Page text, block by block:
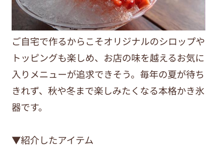
ご自宅で作るからこそオリジナルのシロップや
トッピングも楽しめ、お店の味を越えるお気に
入りメニューが追求できそう。毎年の夏が待ち
きれず、秋や冬まで楽しみたくなる本格かき氷
器です。
▼紹介したアイテム